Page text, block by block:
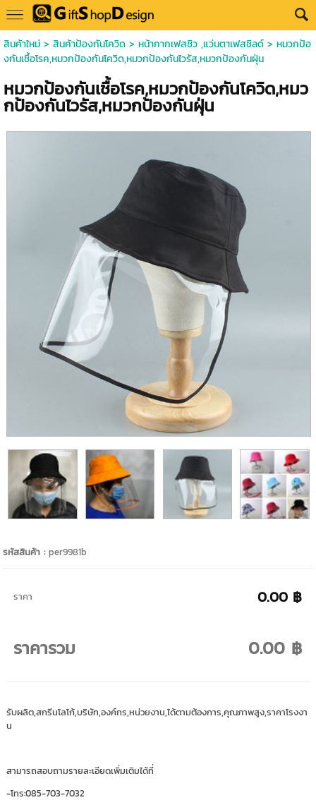
สินค้าใหม่> สินค้าป้องกันโควิด> หน้ากากเฟสชิว ,แว่นตาเฟสชิลด์> หมวกป้อ
งกันเชื้อโรค,หมวกป้องกันโควิด,หมวกป้องกันไวรัส,หมวกป้องกันฝุ่น
หมวกป้องกันเชื้อโรค,หมวกป้องกันโควิด,หมว
กป้องกันไวรัส,หมวกป้องกันฝุ่น
รหัสสินค้า :per9981b
ราคา 0.00 ฿
ราคารวม 0.00 ฿
รับผลิต,สกรีนโลโก้,บริษัท,องค์กร,หน่วยงาน,ได้ตามต้องการ,คุณภาพสูง,ราคาโรงงา
น
สามารถสอบถามรายละเอียดเพิ่มเติมได้ที่
-โทร:085-703-7032